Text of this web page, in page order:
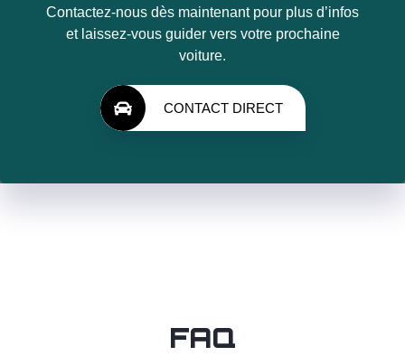
Contactez-nous dès maintenant pour plus d’infos
et laissez-vous guider vers votre prochaine
voiture.
CONTACT DIRECT
FAQ